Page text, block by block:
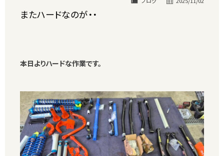
またハードなのが・・
本日よりハードな作業です。